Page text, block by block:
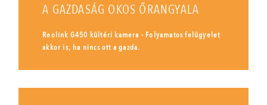
A GAZDASÁG OKOS ŐRANGYALA
Reolink G450 kültéri kamera - Folyamatos felügyelet
akkor is, ha nincs ott a gazda.